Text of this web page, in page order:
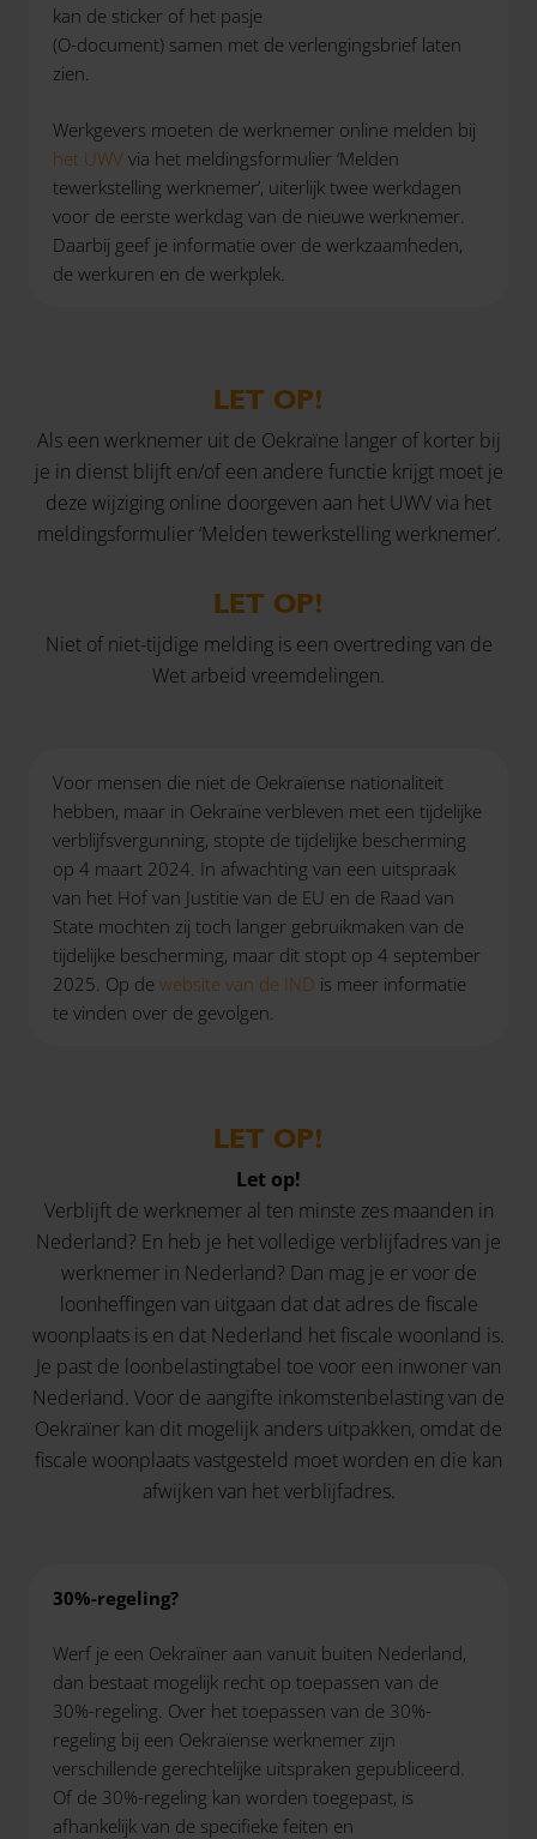
kan de sticker of het pasje
(O-document) samen met de verlengingsbrief laten
zien.
Werkgevers moeten de werknemer online melden bij
het UWV via het meldingsformulier ‘Melden
tewerkstelling werknemer’, uiterlijk twee werkdagen
voor de eerste werkdag van de nieuwe werknemer.
Daarbij geef je informatie over de werkzaamheden,
de werkuren en de werkplek.
LET OP!
Als een werknemer uit de Oekraïne langer of korter bij
je in dienst blijft en/of een andere functie krijgt moet je
deze wijziging online doorgeven aan het UWV via het
meldingsformulier ‘Melden tewerkstelling werknemer’.
LET OP!
Niet of niet-tijdige melding is een overtreding van de
Wet arbeid vreemdelingen.
Voor mensen die niet de Oekraïense nationaliteit
hebben, maar in Oekraïne verbleven met een tijdelijke
verblijfsvergunning, stopte de tijdelijke bescherming
op 4 maart 2024. In afwachting van een uitspraak
van het Hof van Justitie van de EU en de Raad van
State mochten zij toch langer gebruikmaken van de
tijdelijke bescherming, maar dit stopt op 4 september
2025. Op de website van de IND is meer informatie
te vinden over de gevolgen.
LET OP!
Let op!
Verblijft de werknemer al ten minste zes maanden in
Nederland? En heb je het volledige verblijfadres van je
werknemer in Nederland? Dan mag je er voor de
loonheffingen van uitgaan dat dat adres de fiscale
woonplaats is en dat Nederland het fiscale woonland is.
Je past de loonbelastingtabel toe voor een inwoner van
Nederland. Voor de aangifte inkomstenbelasting van de
Oekraïner kan dit mogelijk anders uitpakken, omdat de
fiscale woonplaats vastgesteld moet worden en die kan
afwijken van het verblijfadres.
30%-regeling?
Werf je een Oekraïner aan vanuit buiten Nederland,
dan bestaat mogelijk recht op toepassen van de
30%-regeling. Over het toepassen van de 30%-
regeling bij een Oekraïense werknemer zijn
verschillende gerechtelijke uitspraken gepubliceerd.
Of de 30%-regeling kan worden toegepast, is
afhankelijk van de specifieke feiten en